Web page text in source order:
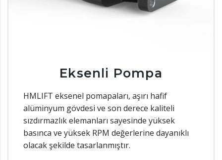
Eksenli Pompa
HMLIFT eksenel pomapaları, aşırı hafif
alüminyum gövdesi ve son derece kaliteli
sızdırmazlık elemanları sayesinde yüksek
basınca ve yüksek RPM değerlerine dayanıklı
olacak şekilde tasarlanmıştır.